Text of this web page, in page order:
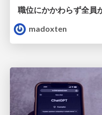
madoxten